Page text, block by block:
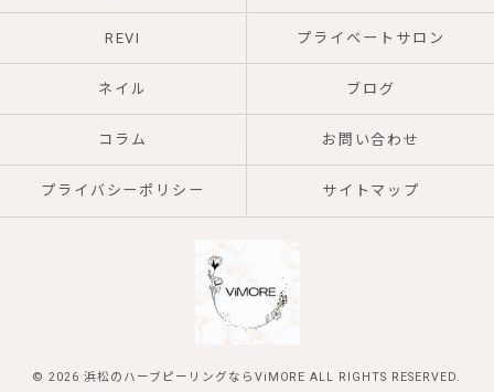
REVI プライベートサロン
ネイル ブログ
コラム お問い合わせ
プライバシーポリシー サイトマップ
© 2026 浜松のハーブピーリングならViMORE ALL RIGHTS RESERVED.